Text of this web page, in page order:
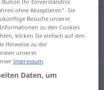
Button Ihr Einverständnis
ohne Akzeptieren“. Sie
Besuche unserer
zu den Cookies
klicken Sie einfach auf den
Hinweise zu der
unserer
Impressum.
Daten, um